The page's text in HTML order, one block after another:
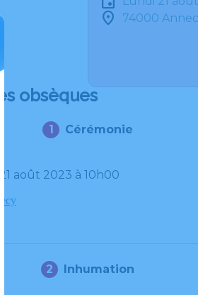
74000
obsèques
Cérémonie
21 août 2023 à 10h00
Inhumation